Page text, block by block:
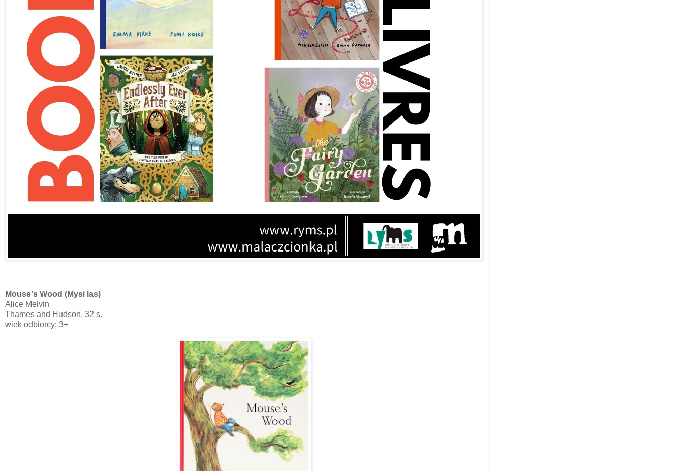
Mouse's Wood (Mysi las)
Alice Melvin
Thames and Hudson, 32 s.
wiek odbiorcy: 3+